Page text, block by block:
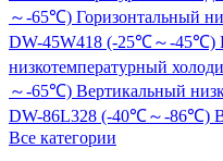
～-65℃) Горизонтальный
DW-45W418 (-25℃～-45℃)
низкотемпературный
～-65℃) Вертикальный
DW-86L328 (-40℃～-86℃)
Все категории